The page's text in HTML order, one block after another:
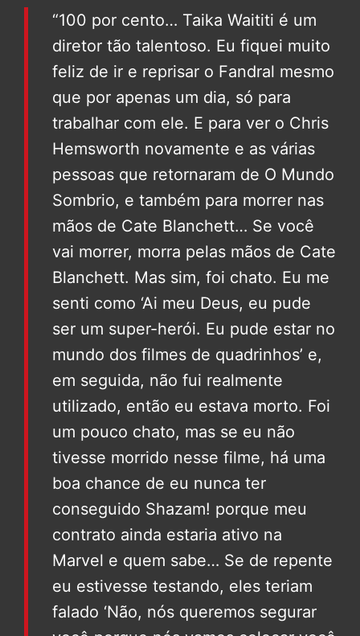
“100 por cento… Taika Waititi é um
diretor tão talentoso. Eu fiquei muito
feliz de ir e reprisar o Fandral mesmo
que por apenas um dia, só para
trabalhar com ele. E para ver o Chris
Hemsworth novamente e as várias
pessoas que retornaram de O Mundo
Sombrio, e também para morrer nas
mãos de Cate Blanchett… Se você
vai morrer, morra pelas mãos de Cate
Blanchett. Mas sim, foi chato. Eu me
senti como ‘Ai meu Deus, eu pude
ser um super-herói. Eu pude estar no
mundo dos filmes de quadrinhos’ e,
em seguida, não fui realmente
utilizado, então eu estava morto. Foi
um pouco chato, mas se eu não
tivesse morrido nesse filme, há uma
boa chance de eu nunca ter
conseguido Shazam! porque meu
contrato ainda estaria ativo na
Marvel e quem sabe… Se de repente
eu estivesse testando, eles teriam
falado ‘Não, nós queremos segurar